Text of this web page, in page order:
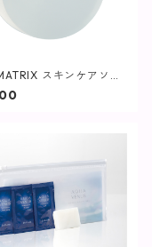
スキンケアソー
80g